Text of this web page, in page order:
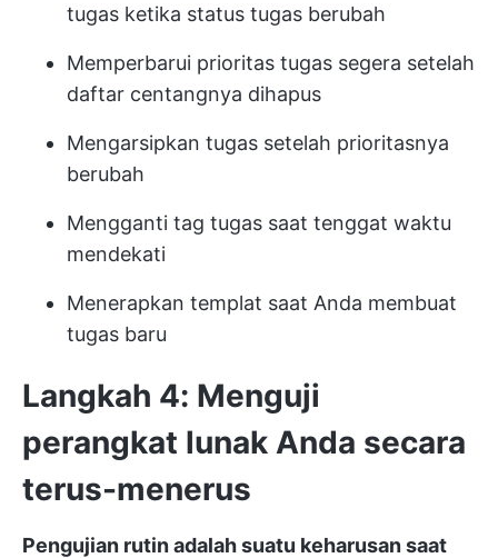
tugas ketika status tugas berubah
Memperbarui prioritas tugas segera setelah
daftar centangnya dihapus
Mengarsipkan tugas setelah prioritasnya
berubah
Mengganti tag tugas saat tenggat waktu
mendekati
Menerapkan templat saat Anda membuat
tugas baru
Langkah 4: Menguji
perangkat lunak Anda secara
terus-menerus
Pengujian rutin adalah suatu keharusan saat